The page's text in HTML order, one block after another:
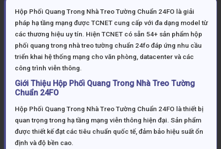
Hộp Phối Quang Trong Nhà Treo Tường Chuẩn 24FO là giải
pháp hạ tầng mạng được TCNET cung cấp với đa dạng model từ
các thương hiệu uy tín. Hiện TCNET có sẵn 54+ sản phẩm hộp
phối quang trong nhà treo tường chuẩn 24fo đáp ứng nhu cầu
triển khai hệ thống mạng cho văn phòng, datacenter và các
công trình viễn thông.
Giới Thiệu Hộp Phối Quang Trong Nhà Treo Tường
Chuẩn 24FO
Hộp Phối Quang Trong Nhà Treo Tường Chuẩn 24FO là thiết bị
quan trọng trong hạ tầng mạng viễn thông hiện đại. Sản phẩm
được thiết kế đạt các tiêu chuẩn quốc tế, đảm bảo hiệu suất ổn
định và độ bền cao.